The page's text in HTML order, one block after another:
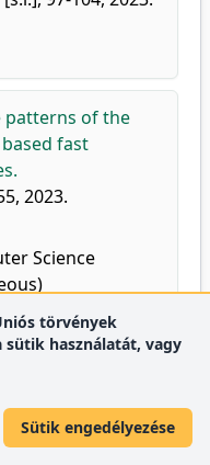
patterns of the
fast
2023.
Science
On the Required
törvények
sütik használatát, vagy
Sütik engedélyezése